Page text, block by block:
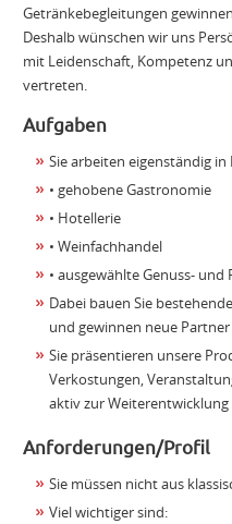
Getränkebegleitungen
Deshalb wünschen wir uns
mit Leidenschaft, Kompetenz
vertreten.
Aufgaben
Sie arbeiten eigenständig
• gehobene Gastronomie
• Hotellerie
• Weinfachhandel
• ausgewählte Genuss-
Dabei bauen Sie
und gewinnen neue
Sie präsentieren unsere
Verkostungen,
aktiv zur
Anforderungen/Profil
Sie müssen nicht aus
Viel wichtiger sind: